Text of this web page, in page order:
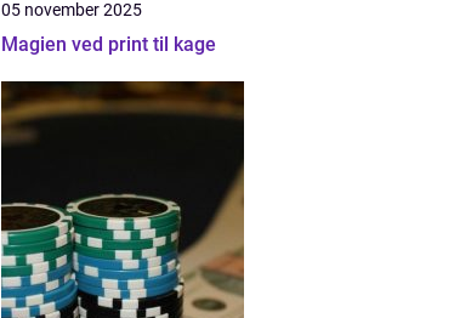
05 november 2025
Magien ved print til kage